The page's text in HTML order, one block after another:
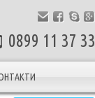
0899 11 37 33